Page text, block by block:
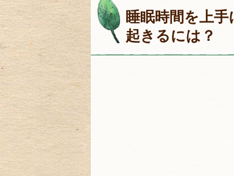
睡眠時間を上
起きるには？